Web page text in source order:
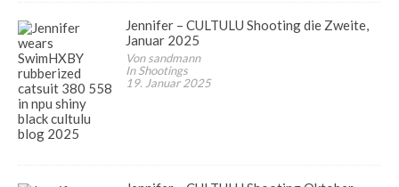
Jennifer – CULTULU Shooting die Zweite,
Januar 2025
Von sandmann
In Shootings
19. Januar 2025